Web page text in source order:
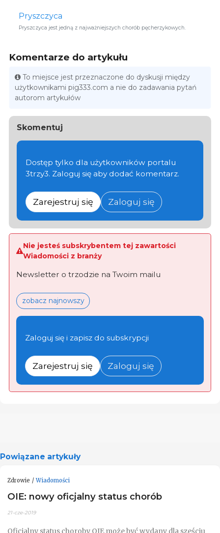
Pryszczyca
Pryszczyca jest jedną z najważniejszych chorób pęcherzykowych.
Komentarze do artykułu
To miejsce jest przeznaczone do dyskusji między
użytkownikami pig333.com a nie do zadawania pytań
autorom artykułów
Skomentuj
Dostęp tylko dla użytkowników portalu
3trzy3. Zaloguj się aby dodać komentarz.
Zarejestruj się Zaloguj się
Nie jesteś subskrybentem tej zawartości
Wiadomości z branży
Newsletter o trzodzie na Twoim mailu
zobacz najnowszy
Zaloguj się i zapisz do subskrypcji
Zarejestruj się Zaloguj się
Powiązane artykuły
Zdrowie Wiadomości
OIE: nowy oficjalny status chorób
21-cze-2019